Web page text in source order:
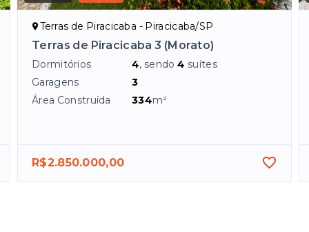
Terras de Piracicaba - Piracicaba/SP
Terras de Piracicaba 3 (Morato)
Dormitórios 4, sendo4 suítes
Garagens
3
Área Construída
334m²
R$2.850.000,00